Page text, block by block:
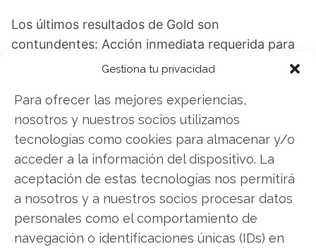
Gestiona tu privacidad
Para ofrecer las mejores experiencias,
nosotros y nuestros socios utilizamos
tecnologías como cookies para almacenar y/o
acceder a la información del dispositivo. La
aceptación de estas tecnologías nos permitirá
a nosotros y a nuestros socios procesar datos
personales como el comportamiento de
navegación o identificaciones únicas (IDs) en
Los últimos resultados de Gold son
contundentes: Acción inmediata requerida para
los inversores de Gold. ¿Merece la pena invertir
actual del 2 de agosto descubrirá exactamente
qué hacer.
Gold: ¿Comprar o vender?¡Lee más aquí!
Gold